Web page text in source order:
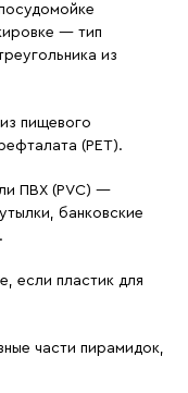
— тип
из
пищевого
(PET).
ПВХ (PVC) —
банковские
если пластик для
части пирамидок,